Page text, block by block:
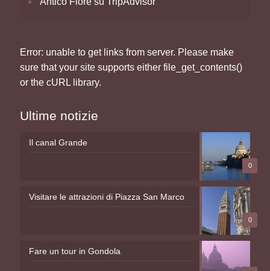
Error: unable to get links from server. Please make
sure that your site supports either file_get_contents()
or the cURL library.
Ultime notizie
0
Il canal Grande
0
Visitare le attrazioni di Piazza San Marco
Fare un tour in Gondola